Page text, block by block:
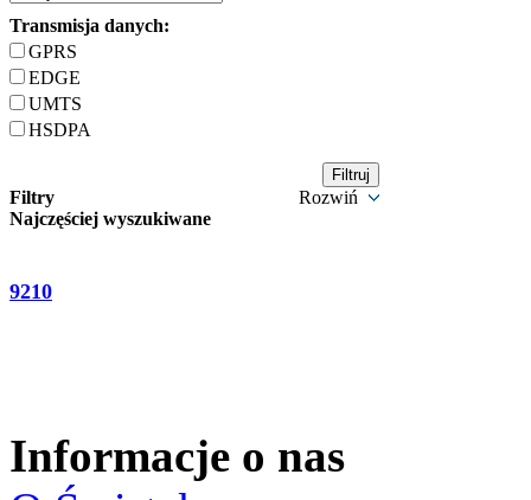
Transmisja danych:
GPRS
EDGE
UMTS
HSDPA
Filtry
Rozwiń
Najczęściej wyszukiwane
9210
Informacje o nas